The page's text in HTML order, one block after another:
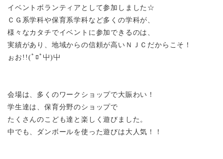
イベントボランティアとして参加しました☆
ＣＧ系学科や保育系学科など多くの学科が、
様々なカタチでイベントに参加できるのは、
実績があり、地域からの信頼が高いＮＪＣだからこそ！
ぉお !!(ﾟﾛﾟ屮)屮
会場は、多くのワークショップで大賑わい！
学生達は、保育分野のショップで
たくさんのこども達と楽しく遊びました。
中でも、ダンボールを使った遊びは大人気！！